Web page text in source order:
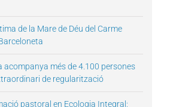
de la Mare de Déu del Carme
acompanya més de 4.100 persones
de regularització
pastoral en Ecologia Integral: